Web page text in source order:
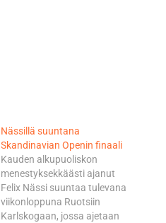
Nässillä suuntana
Skandinavian Openin finaali
Kauden alkupuoliskon
menestyksekkäästi ajanut
Felix Nässi suuntaa tulevana
viikonloppuna Ruotsiin
Karlskogaan, jossa ajetaan